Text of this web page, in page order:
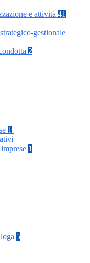
e attività 41
gestionale
2
1
1
5